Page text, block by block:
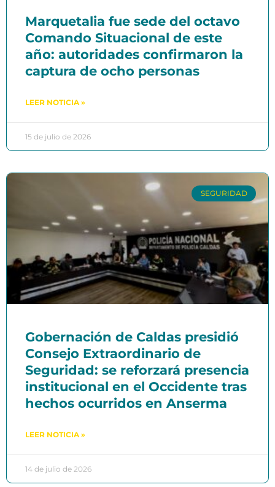
Marquetalia fue sede del octavo
Comando Situacional de este
año: autoridades confirmaron la
captura de ocho personas
LEER NOTICIA »
15 de julio de 2026
SEGURIDAD
Gobernación de Caldas presidió
Consejo Extraordinario de
Seguridad: se reforzará presencia
institucional en el Occidente tras
hechos ocurridos en Anserma
LEER NOTICIA »
14 de julio de 2026